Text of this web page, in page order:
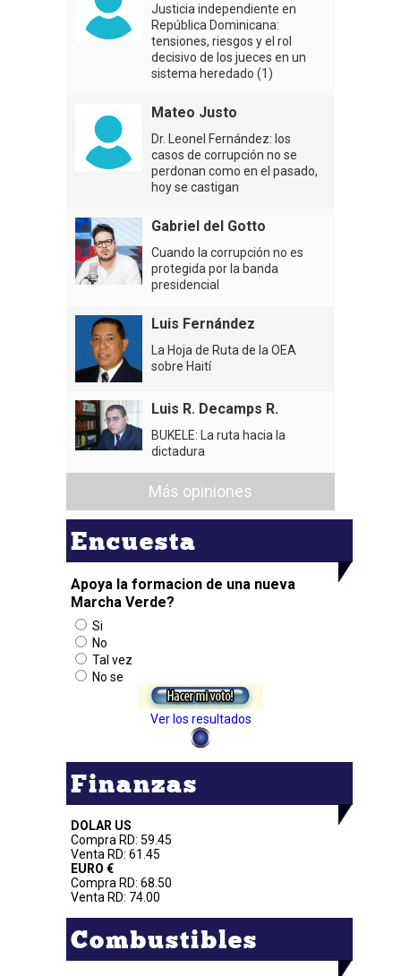
Justicia independiente en
República Dominicana:
tensiones, riesgos y el rol
decisivo de los jueces en un
sistema heredado (1)
Mateo Justo
Dr. Leonel Fernández: los
casos de corrupción no se
perdonan como en el pasado,
hoy se castigan
Gabriel del Gotto
Cuando la corrupción no es
protegida por la banda
presidencial
Luis Fernández
La Hoja de Ruta de la OEA
sobre Haití
Luis R. Decamps R.
BUKELE: La ruta hacia la
dictadura
Más opiniones
Encuesta
Apoya la formacion de una nueva
Marcha Verde?
Si
No
Tal vez
No se
Ver los resultados
Finanzas
DOLAR US
Compra RD: 59.45
Venta RD: 61.45
EURO €
Compra RD: 68.50
Venta RD: 74.00
Combustibles